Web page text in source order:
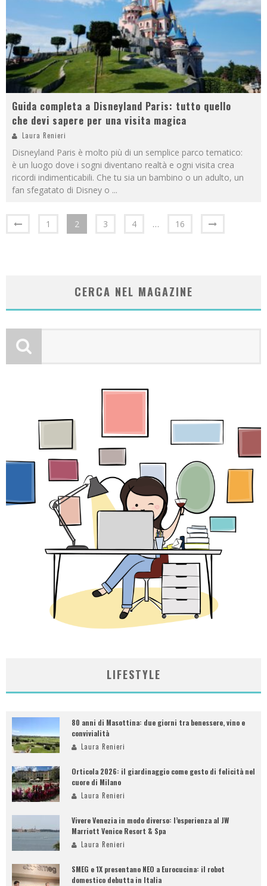
Guida completa a Disneyland Paris: tutto quello
che devi sapere per una visita magica
Laura Renieri
Disneyland Paris è molto più di un semplice parco tematico:
è un luogo dove i sogni diventano realtà e ogni visita crea
ricordi indimenticabili. Che tu sia un bambino o un adulto, un
fan sfegatato di Disney o ...
1 2 3 4 … 16
CERCA NEL MAGAZINE
LIFESTYLE
80 anni di Masottina: due giorni tra benessere, vino e
convivialità
Laura Renieri
Orticola 2026: il giardinaggio come gesto di felicità nel
cuore di Milano
Laura Renieri
Vivere Venezia in modo diverso: l’esperienza al JW
Marriott Venice Resort & Spa
Laura Renieri
SMEG e 1X presentano NEO a Eurocucina: il robot
domestico debutta in Italia